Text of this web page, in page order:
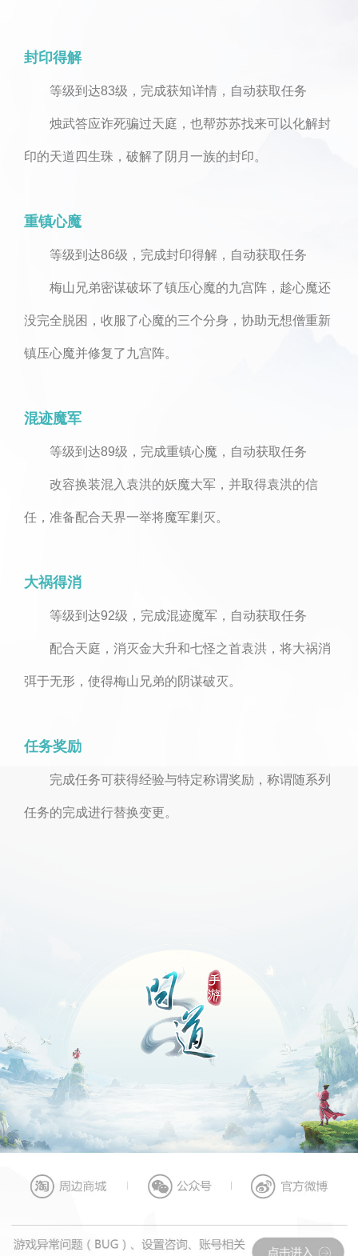
封印得解
等级到达83级，完成获知详情，自动获取任务
烛武答应诈死骗过天庭，也帮苏苏找来可以化解封
印的天道四生珠，破解了阴月一族的封印。
重镇心魔
等级到达86级，完成封印得解，自动获取任务
梅山兄弟密谋破坏了镇压心魔的九宫阵，趁心魔还
没完全脱困，收服了心魔的三个分身，协助无想僧重新
镇压心魔并修复了九宫阵。
混迹魔军
等级到达89级，完成重镇心魔，自动获取任务
改容换装混入袁洪的妖魔大军，并取得袁洪的信
任，准备配合天界一举将魔军剿灭。
大祸得消
等级到达92级，完成混迹魔军，自动获取任务
配合天庭，消灭金大升和七怪之首袁洪，将大祸消
弭于无形，使得梅山兄弟的阴谋破灭。
任务奖励
完成任务可获得经验与特定称谓奖励，称谓随系列
任务的完成进行替换变更。